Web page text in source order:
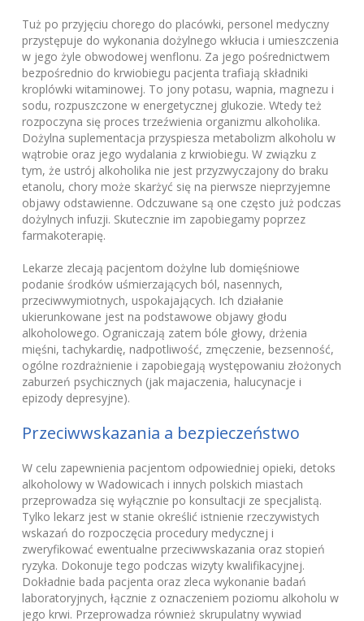
Tuż po przyjęciu chorego do placówki, personel medyczny
przystępuje do wykonania dożylnego wkłucia i umieszczenia
w jego żyle obwodowej wenflonu. Za jego pośrednictwem
bezpośrednio do krwiobiegu pacjenta trafiają składniki
kroplówki witaminowej. To jony potasu, wapnia, magnezu i
sodu, rozpuszczone w energetycznej glukozie. Wtedy też
rozpoczyna się proces trzeźwienia organizmu alkoholika.
Dożylna suplementacja przyspiesza metabolizm alkoholu w
wątrobie oraz jego wydalania z krwiobiegu. W związku z
tym, że ustrój alkoholika nie jest przyzwyczajony do braku
etanolu, chory może skarżyć się na pierwsze nieprzyjemne
objawy odstawienne. Odczuwane są one często już podczas
dożylnych infuzji. Skutecznie im zapobiegamy poprzez
farmakoterapię.
Lekarze zlecają pacjentom dożylne lub domięśniowe
podanie środków uśmierzających ból, nasennych,
przeciwwymiotnych, uspokajających. Ich działanie
ukierunkowane jest na podstawowe objawy głodu
alkoholowego. Ograniczają zatem bóle głowy, drżenia
mięśni, tachykardię, nadpotliwość, zmęczenie, bezsenność,
ogólne rozdrażnienie i zapobiegają występowaniu złożonych
zaburzeń psychicznych (jak majaczenia, halucynacje i
epizody depresyjne).
Przeciwwskazania a bezpieczeństwo
W celu zapewnienia pacjentom odpowiedniej opieki, detoks
alkoholowy w Wadowicach i innych polskich miastach
przeprowadza się wyłącznie po konsultacji ze specjalistą.
Tylko lekarz jest w stanie określić istnienie rzeczywistych
wskazań do rozpoczęcia procedury medycznej i
zweryfikować ewentualne przeciwwskazania oraz stopień
ryzyka. Dokonuje tego podczas wizyty kwalifikacyjnej.
Dokładnie bada pacjenta oraz zleca wykonanie badań
laboratoryjnych, łącznie z oznaczeniem poziomu alkoholu w
jego krwi. Przeprowadza również skrupulatny wywiad